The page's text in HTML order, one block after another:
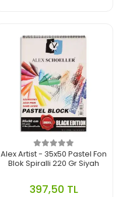
Alex Artist - 35x50 Pastel Fon
Blok Spiralli 220 Gr Siyah
397,50 TL